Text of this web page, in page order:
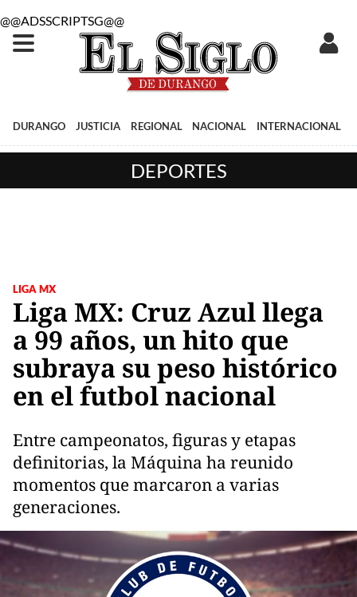
@@ADSSCRIPTSG@@
DURANGO JUSTICIA REGIONAL NACIONAL INTERNACIONAL
DEPORTES
LIGA MX
Liga MX: Cruz Azul llega
a 99 años, un hito que
subraya su peso histórico
en el futbol nacional
Entre campeonatos, figuras y etapas
definitorias, la Máquina ha reunido
momentos que marcaron a varias
generaciones.